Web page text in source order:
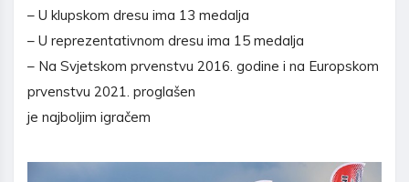
– U klupskom dresu ima 13 medalja
– U reprezentativnom dresu ima 15 medalja
– Na Svjetskom prvenstvu 2016. godine i na Europskom
prvenstvu 2021. proglašen
je najboljim igračem